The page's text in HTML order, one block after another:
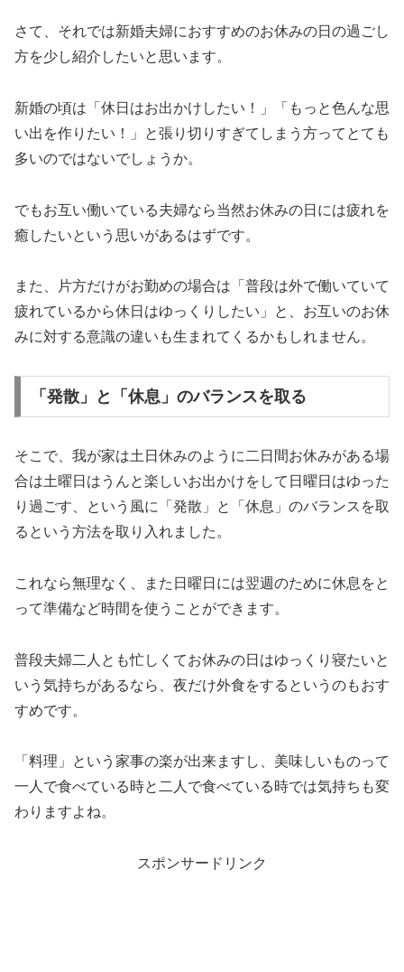
さて、それでは新婚夫婦におすすめのお休みの日の過ごし
方を少し紹介したいと思います。
新婚の頃は「休日はお出かけしたい！」「もっと色んな思
い出を作りたい！」と張り切りすぎてしまう方ってとても
多いのではないでしょうか。
でもお互い働いている夫婦なら当然お休みの日には疲れを
癒したいという思いがあるはずです。
また、片方だけがお勤めの場合は「普段は外で働いていて
疲れているから休日はゆっくりしたい」と、お互いのお休
みに対する意識の違いも生まれてくるかもしれません。
「発散」と「休息」のバランスを取る
そこで、我が家は土日休みのように二日間お休みがある場
合は土曜日はうんと楽しいお出かけをして日曜日はゆった
り過ごす、という風に「発散」と「休息」のバランスを取
るという方法を取り入れました。
これなら無理なく、また日曜日には翌週のために休息をと
って準備など時間を使うことができます。
普段夫婦二人とも忙しくてお休みの日はゆっくり寝たいと
いう気持ちがあるなら、夜だけ外食をするというのもおす
すめです。
「料理」という家事の楽が出来ますし、美味しいものって
一人で食べている時と二人で食べている時では気持ちも変
わりますよね。
スポンサードリンク